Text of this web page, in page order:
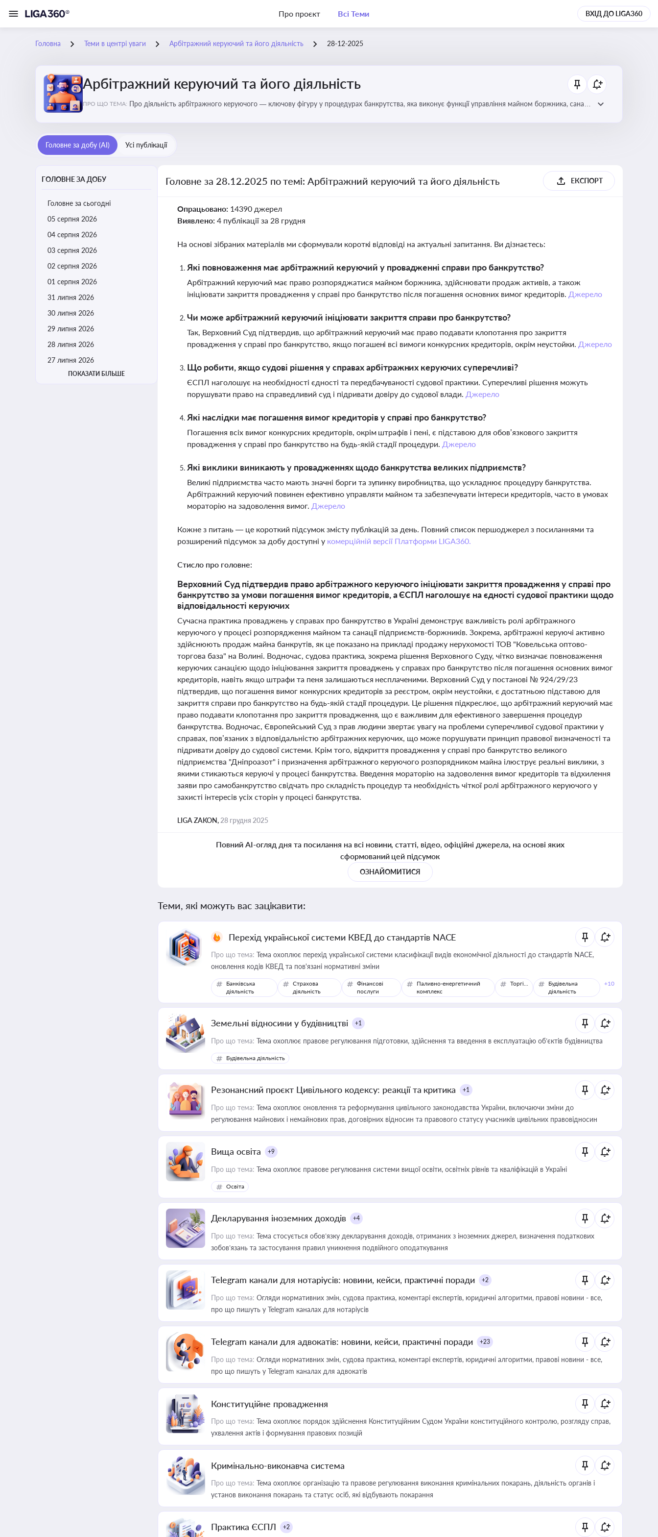
Про проєкт Всі Теми ВХІД ДО LIGA360
Головна Теми в центрі уваги Арбітражний керуючий та його діяльність 28-12-2025
Арбітражний керуючий та його діяльність
ПРО ЩО ТЕМА: Про діяльність арбітражного керуючого — ключову фігуру у процедурах банкрутства, яка виконує функції управління майном боржника, санації
Головне за добу (AI) Усі публікації
ГОЛОВНЕ ЗА ДОБУ
Головне за сьогодні
05 серпня 2026
04 серпня 2026
03 серпня 2026
02 серпня 2026
01 серпня 2026
31 липня 2026
30 липня 2026
29 липня 2026
28 липня 2026
27 липня 2026
ПОКАЗАТИ БІЛЬШЕ
Головне за 28.12.2025 по темі: Арбітражний керуючий та його діяльність ЕКСПОРТ
Опрацьовано: 14390 джерел
Виявлено: 4 публікації за 28 грудня
На основі зібраних матеріалів ми сформували короткі відповіді на актуальні запитання. Ви дізнаєтесь:
Які повноваження має арбітражний керуючий у провадженні справи про банкрутство?
Арбітражний керуючий має право розпоряджатися майном боржника, здійснювати продаж активів, а також
ініціювати закриття провадження у справі про банкрутство після погашення основних вимог кредиторів. Джерело
Чи може арбітражний керуючий ініціювати закриття справи про банкрутство?
Так, Верховний Суд підтвердив, що арбітражний керуючий має право подавати клопотання про закриття
провадження у справі про банкрутство, якщо погашені всі вимоги конкурсних кредиторів, окрім неустойки. Джерело
Що робити, якщо судові рішення у справах арбітражних керуючих суперечливі?
ЄСПЛ наголошує на необхідності єдності та передбачуваності судової практики. Суперечливі рішення можуть
порушувати право на справедливий суд і підривати довіру до судової влади. Джерело
Які наслідки має погашення вимог кредиторів у справі про банкрутство?
Погашення всіх вимог конкурсних кредиторів, окрім штрафів і пені, є підставою для обов’язкового закриття
провадження у справі про банкрутство на будь-якій стадії процедури. Джерело
Які виклики виникають у провадженнях щодо банкрутства великих підприємств?
Великі підприємства часто мають значні борги та зупинку виробництва, що ускладнює процедуру банкрутства.
Арбітражний керуючий повинен ефективно управляти майном та забезпечувати інтереси кредиторів, часто в умовах
мораторію на задоволення вимог. Джерело
Кожне з питань — це короткий підсумок змісту публікацій за день. Повний список першоджерел з посиланнями та
розширений підсумок за добу доступні у комерційній версії Платформи LIGA360.
Стисло про головне:
Верховний Суд підтвердив право арбітражного керуючого ініціювати закриття провадження у справі про
банкрутство за умови погашення вимог кредиторів, а ЄСПЛ наголошує на єдності судової практики щодо
відповідальності керуючих
Сучасна практика проваджень у справах про банкрутство в Україні демонструє важливість ролі арбітражного
керуючого у процесі розпорядження майном та санації підприємств-боржників. Зокрема, арбітражні керуючі активно
здійснюють продаж майна банкрутів, як це показано на прикладі продажу нерухомості ТОВ "Ковельська оптово-
торгова база" на Волині. Водночас, судова практика, зокрема рішення Верховного Суду, чітко визначає повноваження
керуючих санацією щодо ініціювання закриття проваджень у справах про банкрутство після погашення основних вимог
кредиторів, навіть якщо штрафи та пеня залишаються несплаченими. Верховний Суд у постанові № 924/29/23
підтвердив, що погашення вимог конкурсних кредиторів за реєстром, окрім неустойки, є достатньою підставою для
закриття справи про банкрутство на будь-якій стадії процедури. Це рішення підкреслює, що арбітражний керуючий має
право подавати клопотання про закриття провадження, що є важливим для ефективного завершення процедур
банкрутства. Водночас, Європейський Суд з прав людини звертає увагу на проблеми суперечливої судової практики у
справах, пов’язаних з відповідальністю арбітражних керуючих, що може порушувати принцип правової визначеності та
підривати довіру до судової системи. Крім того, відкриття провадження у справі про банкрутство великого
підприємства "Дніпроазот" і призначення арбітражного керуючого розпорядником майна ілюструє реальні виклики, з
якими стикаються керуючі у процесі банкрутства. Введення мораторію на задоволення вимог кредиторів та відхилення
заяви про самобанкрутство свідчать про складність процедур та необхідність чіткої ролі арбітражного керуючого у
захисті інтересів усіх сторін у процесі банкрутства.
LIGA ZAKON, 28 грудня 2025
Повний AI-огляд дня та посилання на всі новини, статті, відео, офіційні джерела, на основі яких
сформований цей підсумок
ОЗНАЙОМИТИСЯ
Теми, які можуть вас зацікавити:
Перехід української системи КВЕД до стандартів NACE
Про що тема: Тема охоплює перехід української системи класифікації видів економічної діяльності до стандартів NACE,
оновлення кодів КВЕД та пов'язані нормативні зміни
Банківська
діяльність
Страхова
діяльність
Фінансові
послуги
Паливно-енергетичний
комплекс
Торгівля
Будівельна
діяльність
+10
Земельні відносини у будівництві +1
Про що тема: Тема охоплює правове регулювання підготовки, здійснення та введення в експлуатацію об’єктів будівництва
Будівельна діяльність
Резонансний проєкт Цивільного кодексу: реакції та критика +1
Про що тема: Тема охоплює оновлення та реформування цивільного законодавства України, включаючи зміни до
регулювання майнових і немайнових прав, договірних відносин та правового статусу учасників цивільних правовідносин
Вища освіта +9
Про що тема: Тема охоплює правове регулювання системи вищої освіти, освітніх рівнів та кваліфікацій в Україні
Освіта
Декларування іноземних доходів +4
Про що тема: Тема стосується обов’язку декларування доходів, отриманих з іноземних джерел, визначення податкових
зобов’язань та застосування правил уникнення подвійного оподаткування
Telegram канали для нотаріусів: новини, кейси, практичні поради +2
Про що тема: Огляди нормативних змін, судова практика, коментарі експертів, юридичні алгоритми, правові новини - все,
про що пишуть у Telegram каналах для нотаріусів
Telegram канали для адвокатів: новини, кейси, практичні поради +23
Про що тема: Огляди нормативних змін, судова практика, коментарі експертів, юридичні алгоритми, правові новини - все,
про що пишуть у Telegram каналах для адвокатів
Конституційне провадження
Про що тема: Тема охоплює порядок здійснення Конституційним Судом України конституційного контролю, розгляду справ,
ухвалення актів і формування правових позицій
Кримінально-виконавча система
Про що тема: Тема охоплює організацію та правове регулювання виконання кримінальних покарань, діяльність органів і
установ виконання покарань та статус осіб, які відбувають покарання
Практика ЄСПЛ +2